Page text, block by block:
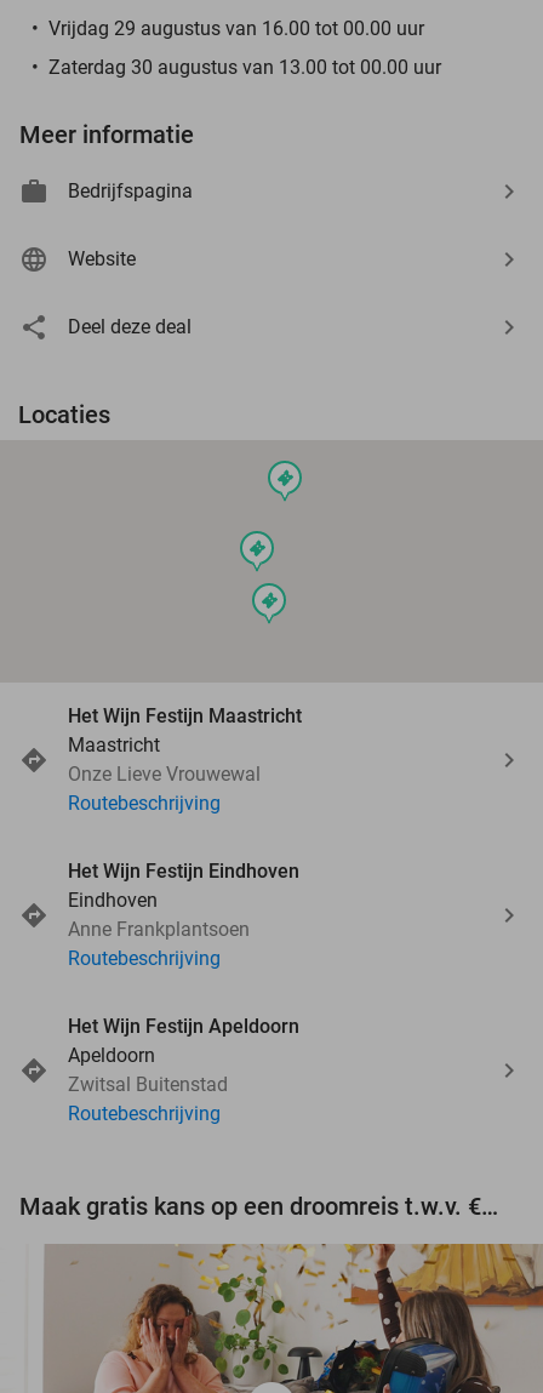
Vrijdag 29 augustus van 16.00 tot 00.00 uur
Zaterdag 30 augustus van 13.00 tot 00.00 uur
Meer informatie
Bedrijfspagina
Website
Deel deze deal
Locaties
events
events
events
Het Wijn Festijn Maastricht
Maastricht
Onze Lieve Vrouwewal
Routebeschrijving
Het Wijn Festijn Eindhoven
Eindhoven
Anne Frankplantsoen
Routebeschrijving
Het Wijn Festijn Apeldoorn
Apeldoorn
Zwitsal Buitenstad
Routebeschrijving
Maak gratis kans op een droomreis t.w.v. €3.000!